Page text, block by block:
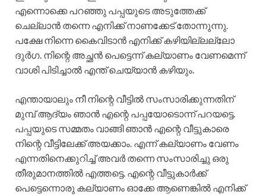
എന്നൊക്കെ പറഞ്ഞു പപ്പയുടെ അടുത്തേക്ക്
ചെല്ലാൻ തന്നെ എനിക്ക് നാണക്കേട് തോന്നുന്നു.
പക്ഷേ നിന്നെ കൈവിടാൻ എനിക്ക് കഴിയില്ലല്ലോ
ദുർഗ. നിന്റെ അച്ഛൻ പെട്ടെന്ന് കല്യാണം വേണമെന്ന്
വാശി പിടിച്ചാൽ എന്ത് ചെയ്യാൻ കഴിയും.
എന്തായാലും നീ നിന്റെ വീട്ടിൽ സംസാരിക്കുന്നതിന്
മുമ്പ് ആദ്യം ഞാൻ എന്റെ പപ്പയോടൊന്ന് പറയട്ടെ.
പപ്പയുടെ സമ്മതം വാങ്ങി ഞാൻ എന്റെ വീട്ടുകാരെ
നിന്റെ വീട്ടിലേക്ക് അയക്കാം. എന്ന് കല്യാണം വേണം
എന്നതിനെക്കുറിച്ച് അവർ തന്നെ സംസാരിച്ചു ഒരു
തീരുമാനത്തിൽ എത്തട്ടെ. എന്റെ വീട്ടുകാർക്ക്
പെട്ടെന്നൊരു കല്യാണം ഓക്കേ ആണെങ്കിൽ എനിക്ക്